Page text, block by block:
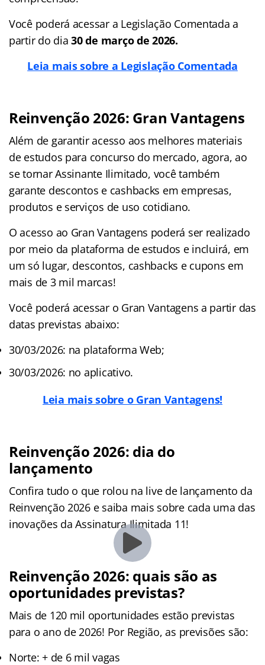
Você poderá acessar a Legislação Comentada a
partir do dia30 de março de 2026.
Leia mais sobre a Legislação Comentada
Reinvenção 2026: Gran Vantagens
Além de garantir acesso aos melhores materiais
de estudos para concurso do mercado, agora, ao
se tornar Assinante Ilimitado, você também
garante descontos e cashbacks em empresas,
produtos e serviços de uso cotidiano.
O acesso ao Gran Vantagens poderá ser realizado
por meio da plataforma de estudos e incluirá, em
um só lugar, descontos, cashbacks e cupons em
mais de 3 mil marcas!
Você poderá acessar o Gran Vantagens a partir das
datas previstas abaixo:
30/03/2026: na plataforma Web;
30/03/2026: no aplicativo.
Leia mais sobre o Gran Vantagens!
Reinvenção 2026: dia do
lançamento
Confira tudo o que rolou na live de lançamento da
Reinvenção 2026 e saiba mais sobre cada uma das
inovações da Assinatura Ilimitada 11!
Reinvenção 2026: quais são as
oportunidades previstas?
Mais de 120 mil oportunidades estão previstas
para o ano de 2026! Por Região, as previsões são:
Norte: + de 6 mil vagas